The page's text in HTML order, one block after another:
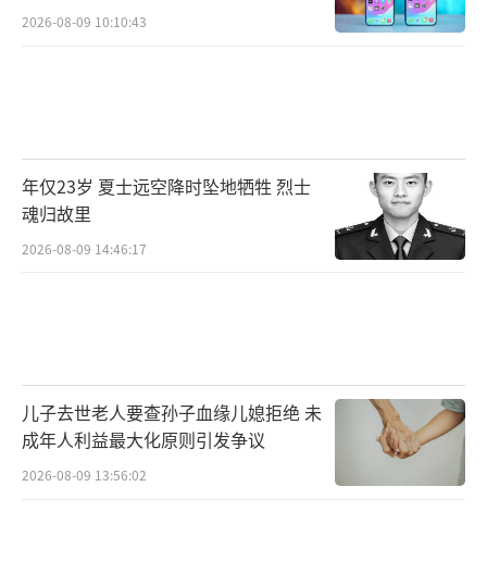
即将发生的降息事件，注定在金融史上留
2026-08-09 10:10:43
年仅23岁 夏士远空降时坠地牺牲 烈士
魂归故里
2026-08-09 14:46:17
儿子去世老人要查孙子血缘儿媳拒绝 未
成年人利益最大化原则引发争议
2026-08-09 13:56:02